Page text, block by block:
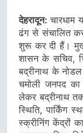
देहरादून:चारधाम
ढंग से संचालित
शुरू कर दी हैं।
शासन के सचिव,
बद्रीनाथ के
चमोली जनपद का
लेकर बद्रीनाथ
स्थिति, पार्किंग
स्क्रीनिंग केंद्रों